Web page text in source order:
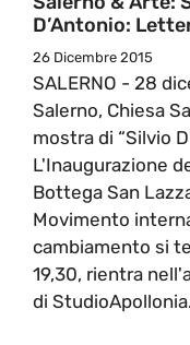
D’Antonio:
26 Dicembre 2015
SALERNO - 28
Salerno, Chiesa
mostra di “Silvio
L'Inaugurazione
Bottega San
Movimento
cambiamento si
19,30, rientra
di